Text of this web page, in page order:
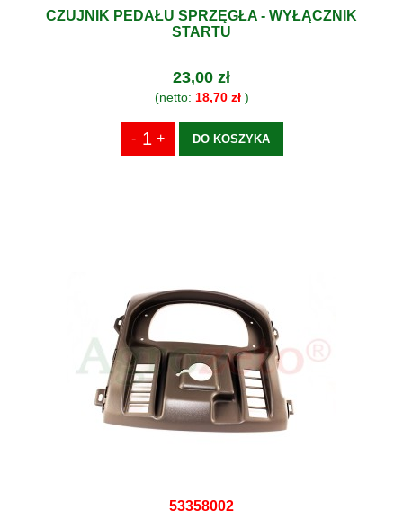
CZUJNIK PEDAŁU SPRZĘGŁA - WYŁĄCZNIK
STARTU
23,00 zł
(netto: 18,70 zł)
DO KOSZYKA
53358002